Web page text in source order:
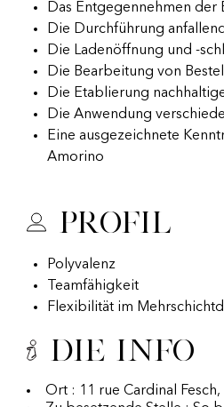
Das Entgegennehmen der
Die Durchführung
Die Ladenöffnung und -
Die Bearbeitung von
Die Etablierung
Die Anwendung
Eine ausgezeichnete
Amorino
Profil
Polyvalenz
Teamfähigkeit
Flexibilität im
Die Info
Ort : 11 rue Cardinal